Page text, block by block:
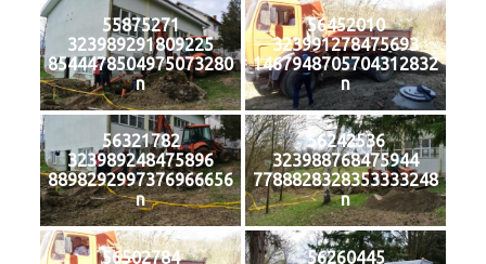
55875271
323989291809225
8544478504975073280
n
56452010
323991278475693
1467948705704312832
n
56321782
323989248475896
8898292997376966656
n
56242536
323988768475944
7788828328353333248
n
56502784
56260445